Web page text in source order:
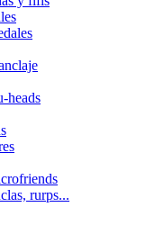
heads
rurps...